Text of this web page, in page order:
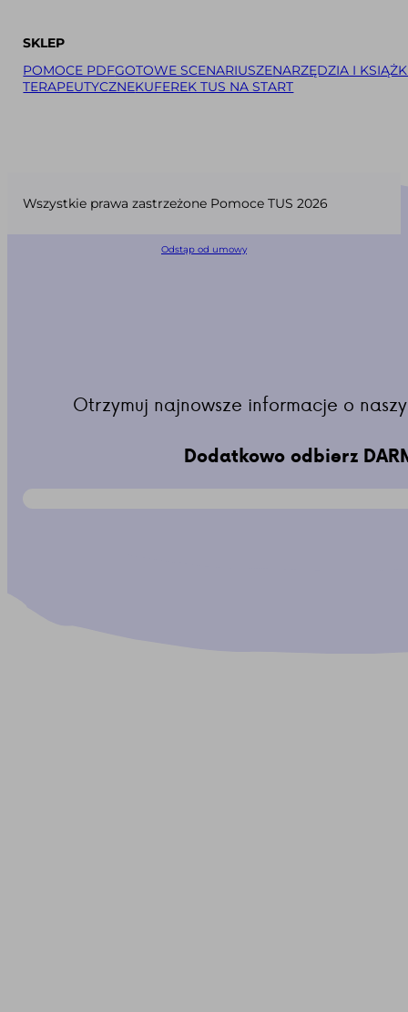
SKLEP
POMOCE PDFGOTOWE SCENARIUSZENARZĘDZIA I
TERAPEUTYCZNEKUFEREK TUS NA START
Wszystkie prawa zastrzeżone Pomoce TUS 2026
Odstąp od umowy
Otrzymuj najnowsze informacje o
Dodatkowo odbierz